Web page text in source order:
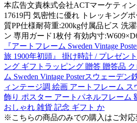
本広告文責株式会社ACTマーケティン
17619円 気密性に優れ トレッキング
質PP仕様耐荷重:200kg付属品ビス 洗
ン 専用ガード1枚付 有効内寸
『アートフレーム Sweden Vintage
旅 1900年初頭』 掛け時計 / プレゼン
ング ギフトラッピング 贈答 贈答品
ム Sweden Vintage Posterスウェーデ
ィンテージ調 絵画 アートフレーム
飾り ポスター アートパネルフレーム
おしゃれ 雑貨 記念 ギフト か
※こちらの商品のみでの購入はご対応